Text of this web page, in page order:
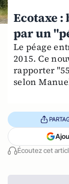
Ecotaxe
par un
Le péage
2015. Ce
rapporter
selon
Écoutez cet